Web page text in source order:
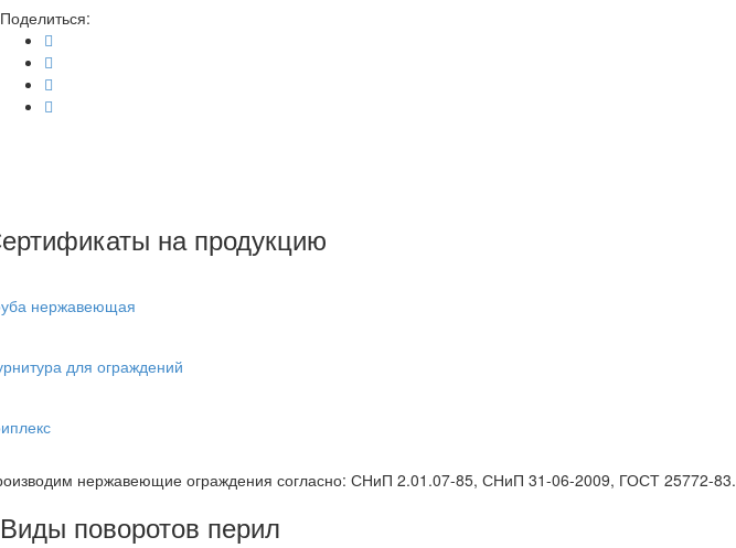
Поделиться:
на продукцию
нержавеющая
для ограждений
нержавеющие ограждения согласно: СНиП 2.01.07-85, СНиП 31-06-2009, ГОСТ 25772-83.
Виды поворотов перил